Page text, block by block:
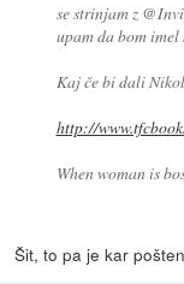
se strinjam z
upam da bom
Kaj če bi dali
http://
When woman is
Šit, to pa je kar